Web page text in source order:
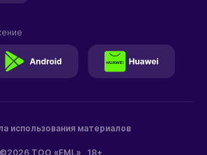
©2026 ТОО «EML» 18+
использования материалов